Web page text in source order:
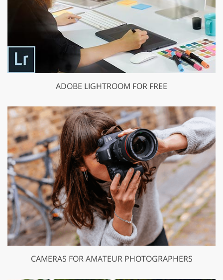
ADOBE LIGHTROOM FOR FREE
CAMERAS FOR AMATEUR PHOTOGRAPHERS